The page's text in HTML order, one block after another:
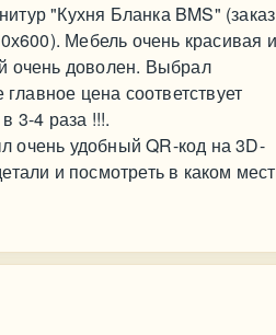
"Кухня Бланка BMS" (заказ
Мебель очень красивая и
очень доволен. Выбрал
цена соответствует
3-4 раза !!!.
очень удобный QR-код на 3D-
и посмотреть в каком